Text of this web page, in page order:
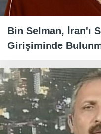
Bin Selman, İran'ı
Girişiminde